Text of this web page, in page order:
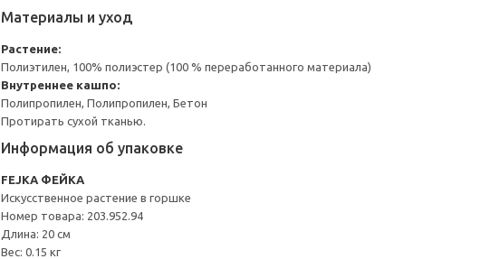
Материалы и уход
Растение:
Полиэтилен, 100% полиэстер (100 % переработанного материала)
Внутреннее кашпо:
Полипропилен, Полипропилен, Бетон
Протирать сухой тканью.
Информация об упаковке
FEJKA ФЕЙКА
Искусственное растение в горшке
Номер товара: 203.952.94
Длина: 20 см
Вес: 0.15 кг